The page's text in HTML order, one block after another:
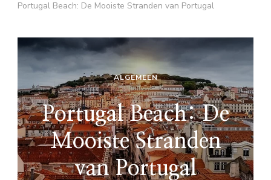
Portugal Beach: De Mooiste Stranden van Portugal
ALGEMEEN
Portugal Beach: De
Mooiste Stranden
van Portugal